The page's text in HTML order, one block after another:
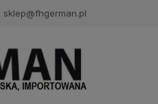
sklep@fhgerman.pl